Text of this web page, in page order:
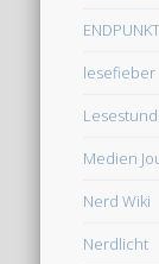
lesefieber
Medien
Nerd Wiki
Nerdlicht